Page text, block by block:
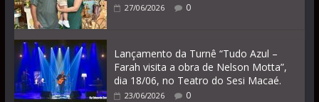
27/06/2026 0
Lançamento da Turnê “Tudo Azul –
Farah visita a obra de Nelson Motta”,
dia 18/06, no Teatro do Sesi Macaé.
23/06/2026 0